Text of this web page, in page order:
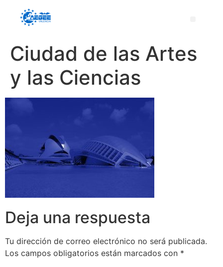
Ciudad de las Artes
y las Ciencias
Deja una respuesta
Tu dirección de correo electrónico no será publicada.
Los campos obligatorios están marcados con *